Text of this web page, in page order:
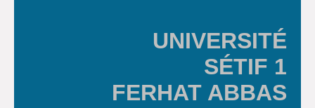
UNIVERSITÉ
SÉTIF 1
FERHAT ABBAS